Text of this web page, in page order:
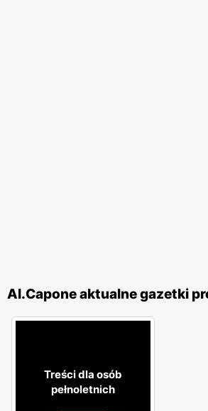
Al.Capone aktualne gazetki
Treści dla osób
pełnoletnich